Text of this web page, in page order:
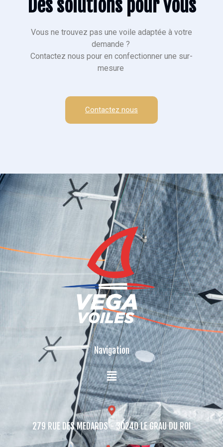
Des solutions pour vous
Vous ne trouvez pas une voile adaptée à votre
demande ?
Contactez nous pour en confectionner une sur-
mesure
Contactez nous
Navigation
279 RUE DES MEDARDS - 30240 LE GRAU DU ROI​